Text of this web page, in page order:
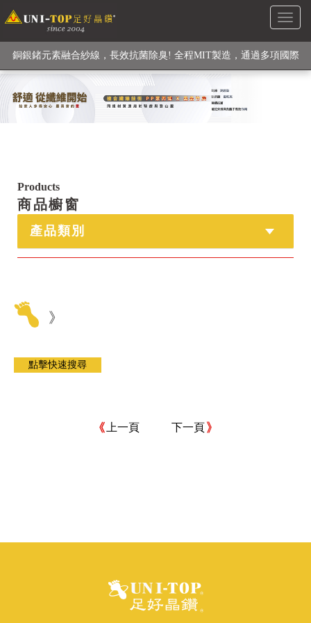
Toggle
級高性能纖維素材), 機能貼身衣物No. 1
銅銀鍺元素融合紗線，長效抗菌除臭! 全程MIT製造，通過多項國際
檢驗
【快來點我】H型銅銀纖維長效PP能量護膝! 支撐. 包覆感. 超透氣.
Products
商品櫥窗
產品類別
》
上一頁 下一頁